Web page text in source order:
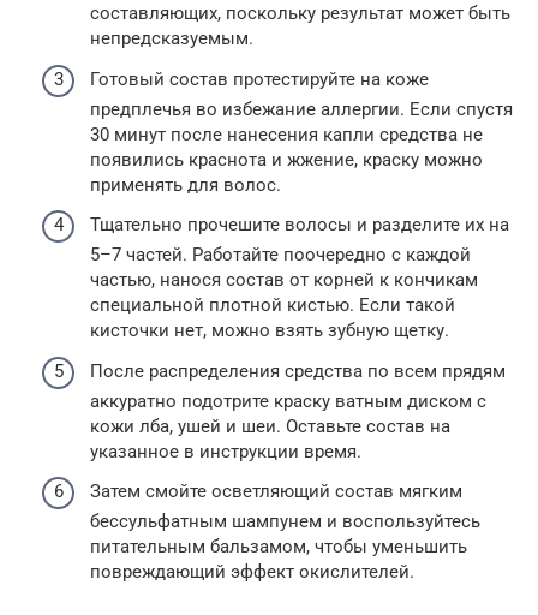
составляющих, поскольку результат может быть
непредсказуемым.
Готовый состав протестируйте на коже
предплечья во избежание аллергии. Если спустя
30 минут после нанесения капли средства не
появились краснота и жжение, краску можно
применять для волос.
Тщательно прочешите волосы и разделите их на
5–7 частей. Работайте поочередно с каждой
частью, нанося состав от корней к кончикам
специальной плотной кистью. Если такой
кисточки нет, можно взять зубную щетку.
После распределения средства по всем прядям
аккуратно подотрите краску ватным диском с
кожи лба, ушей и шеи. Оставьте состав на
указанное в инструкции время.
Затем смойте осветляющий состав мягким
бессульфатным шампунем и воспользуйтесь
питательным бальзамом, чтобы уменьшить
повреждающий эффект окислителей.